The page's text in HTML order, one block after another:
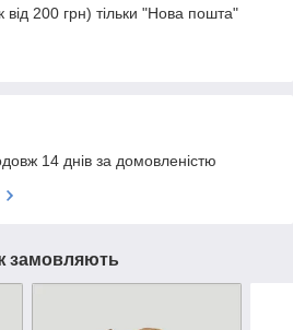
від 200 грн) тільки "Нова пошта"
14 днів за домовленістю
замовляють